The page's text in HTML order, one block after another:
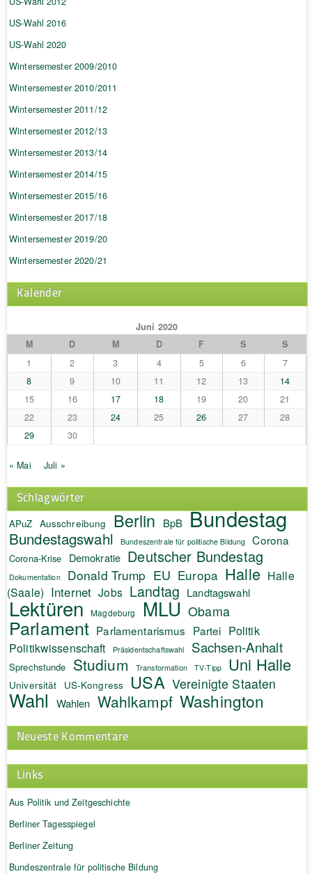
US-Wahl 2016
US-Wahl 2020
Wintersemester 2009/2010
Wintersemester 2010/2011
Wintersemester 2011/12
Wintersemester 2012/13
Wintersemester 2013/14
Wintersemester 2014/15
Wintersemester 2015/16
Wintersemester 2017/18
Wintersemester 2019/20
Wintersemester 2020/21
Kalender
Juni 2020
M
D M D F S
S
1
2 3 4 5 6
7
8
9 10 11 12 13
14
15
16 17 18 19 20
21
22
23 24 25 26 27
28
29
30
« Mai Juli »
Schlagwörter
APuZ Ausschreibung Berlin BpB Bundestag
Bundestagswahl Bundeszentrale für politische Bildung Corona
Corona-Krise Demokratie Deutscher Bundestag
Dokumentation Donald Trump EU Europa Halle Halle
(Saale) Internet Jobs Landtag Landtagswahl
Lektüren Magdeburg MLU Obama
Parlament Parlamentarismus Partei Politik
Politikwissenschaft Präsidentschaftswahl Sachsen-Anhalt
Sprechstunde Studium Transformation TV-Tipp Uni Halle
Universität US-Kongress USA Vereinigte Staaten
Wahl Wahlen Wahlkampf Washington
Neueste Kommentare
Links
Aus Politik und Zeitgeschichte
Berliner Tagesspiegel
Berliner Zeitung
Bundeszentrale für politische Bildung